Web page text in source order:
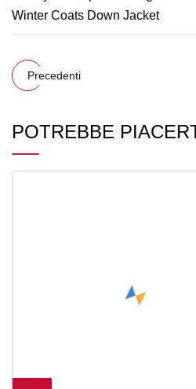
Precedenti
POTREBBE